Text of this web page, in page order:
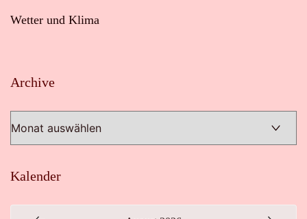
Wetter und Klima
Archive
Kalender